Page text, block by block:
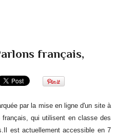
français,
par la mise en ligne d'un site à
qui utilisent en classe des
est actuellement accessible en 7